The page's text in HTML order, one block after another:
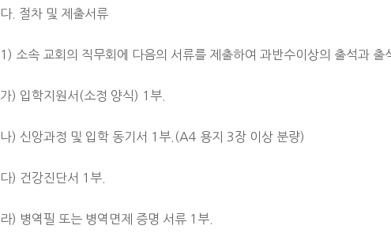
다. 절차 및 제출서류
1) 소속 교회의 직무회에 다음의 서류를 제출하여 과반수이상의 출석과
가) 입학지원서(소정 양식) 1부.
나) 신앙과정 및 입학 동기서 1부.(A4 용지 3장 이상 분량)
다) 건강진단서 1부.
라) 병역필 또는 병역면제 증명 서류 1부.